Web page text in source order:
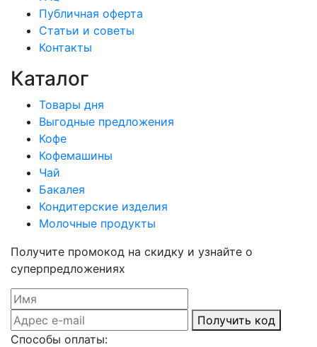
Публичная оферта
Статьи и советы
Контакты
Каталог
Товары дня
Выгодные предложения
Кофе
Кофемашины
Чай
Бакалея
Кондитерские изделия
Молочные продукты
Получите промокод на скидку и узнайте о
суперпредложениях
Получить код
Способы оплаты: